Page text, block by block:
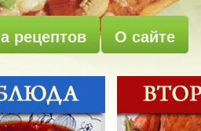
рецептов О сайте